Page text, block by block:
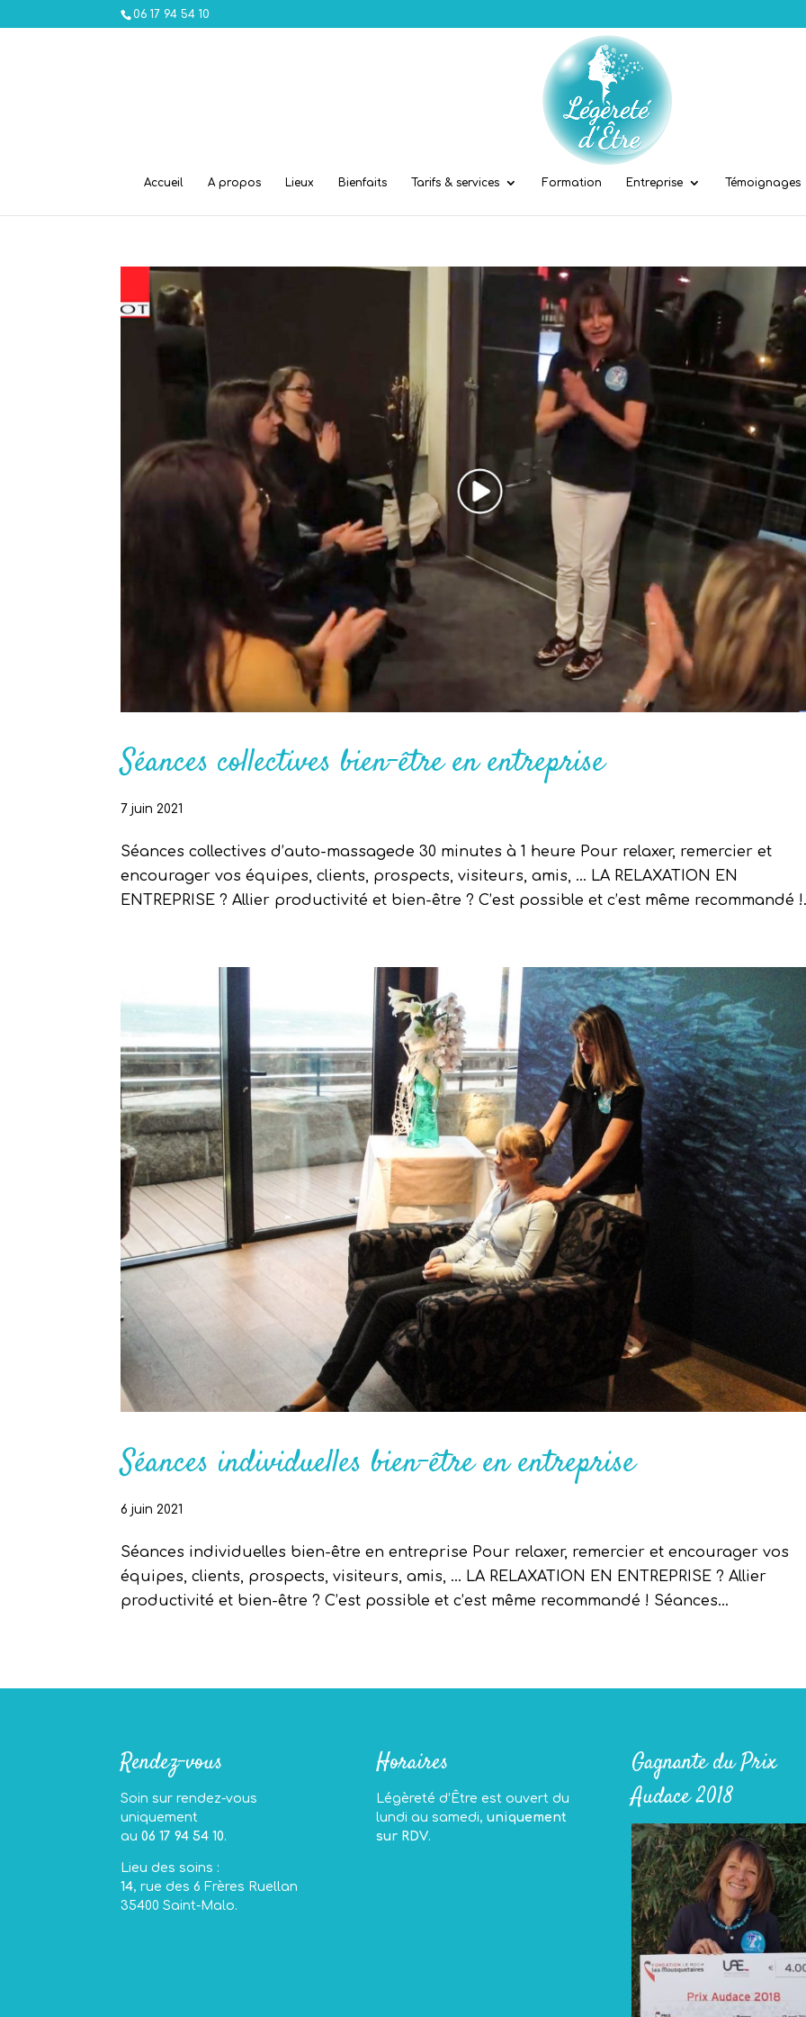
06 17 94 54 10
Accueil A propos Lieux Bienfaits Tarifs & services Formation Entreprise Témoignages
Séances collectives bien-être en entreprise
7 juin 2021
Séances collectives d’auto-massagede 30 minutes à 1 heure Pour relaxer, remercier et
encourager vos équipes, clients, prospects, visiteurs, amis, … LA RELAXATION EN
ENTREPRISE ? Allier productivité et bien-être ? C’est possible et c’est même recommandé
Séances individuelles bien-être en entreprise
6 juin 2021
Séances individuelles bien-être en entreprise Pour relaxer, remercier et encourager vos
équipes, clients, prospects, visiteurs, amis, … LA RELAXATION EN ENTREPRISE ? Allier
productivité et bien-être ? C’est possible et c’est même recommandé ! Séances...
Rendez-vous
Soin sur rendez-vous
uniquement
au06 17 94 54 10.
Lieu des soins :
14, rue des 6 Frères Ruellan
35400 Saint-Malo.
Horaires
Légèreté d’Être est ouvert du
lundi au samedi, uniquement
sur RDV.
Gagnante du Prix
Audace 2018